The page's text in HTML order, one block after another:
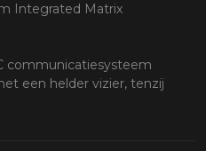
Integrated Matrix
communicatiesysteem
een helder vizier, tenzij